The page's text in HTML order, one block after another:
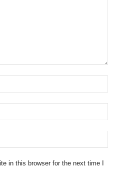
in this browser for the next time I